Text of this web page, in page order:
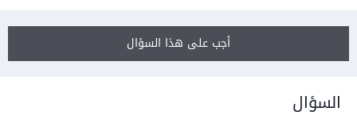
أجب على هذا السؤال
السؤال